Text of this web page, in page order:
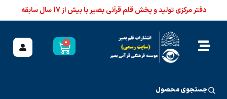
دفتر مرکزی تولید و پخش قلم قرآنی بصیر با بیش از 17 سال سابقه
0
جستجوی محصول